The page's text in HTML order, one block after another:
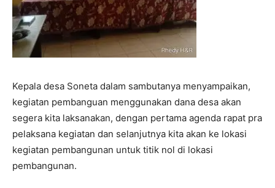
Kepala desa Soneta dalam sambutanya menyampaikan,
kegiatan pembanguan menggunakan dana desa akan
segera kita laksanakan, dengan pertama agenda rapat pra
pelaksana kegiatan dan selanjutnya kita akan ke lokasi
kegiatan pembangunan untuk titik nol di lokasi
pembangunan.